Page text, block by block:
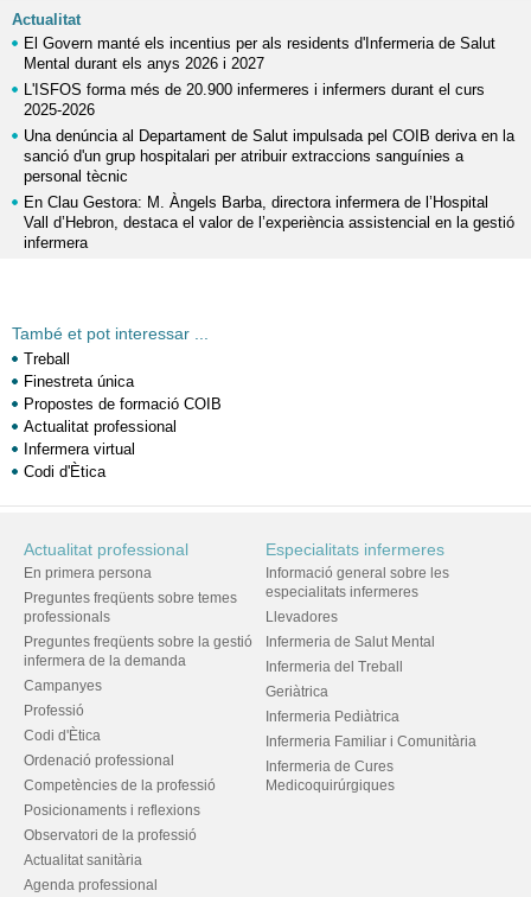
Actualitat
El Govern manté els incentius per als residents d'Infermeria de Salut
Mental durant els anys 2026 i 2027
L'ISFOS forma més de 20.900 infermeres i infermers durant el curs
2025-2026
Una denúncia al Departament de Salut impulsada pel COIB deriva en la
sanció d'un grup hospitalari per atribuir extraccions sanguínies a
personal tècnic
En Clau Gestora: M. Àngels Barba, directora infermera de l’Hospital
Vall d’Hebron, destaca el valor de l’experiència assistencial en la gestió
infermera
També et pot interessar ...
Treball
Finestreta única
Propostes de formació COIB
Actualitat professional
Infermera virtual
Codi d'Ètica
Actualitat professional
En primera persona
Preguntes freqüents sobre temes
professionals
Preguntes freqüents sobre la gestió
infermera de la demanda
Campanyes
Professió
Codi d'Ètica
Ordenació professional
Competències de la professió
Posicionaments i reflexions
Observatori de la professió
Actualitat sanitària
Agenda professional
Especialitats infermeres
Informació general sobre les
especialitats infermeres
Llevadores
Infermeria de Salut Mental
Infermeria del Treball
Geriàtrica
Infermeria Pediàtrica
Infermeria Familiar i Comunitària
Infermeria de Cures
Medicoquirúrgiques